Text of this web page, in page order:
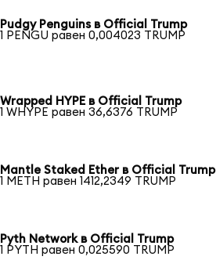
Pudgy Penguins в Official Trump
1 PENGU равен 0,004023 TRUMP
Wrapped HYPE в Official Trump
1 WHYPE равен 36,6376 TRUMP
Mantle Staked Ether в Official Trump
1 METH равен 1412,2349 TRUMP
Pyth Network в Official Trump
1 PYTH равен 0,025590 TRUMP